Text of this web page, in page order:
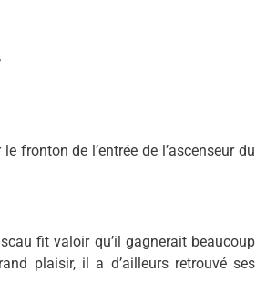
fronton de l’entrée de l’ascenseur du
fit valoir qu’il gagnerait beaucoup
plaisir, il a d’ailleurs retrouvé ses